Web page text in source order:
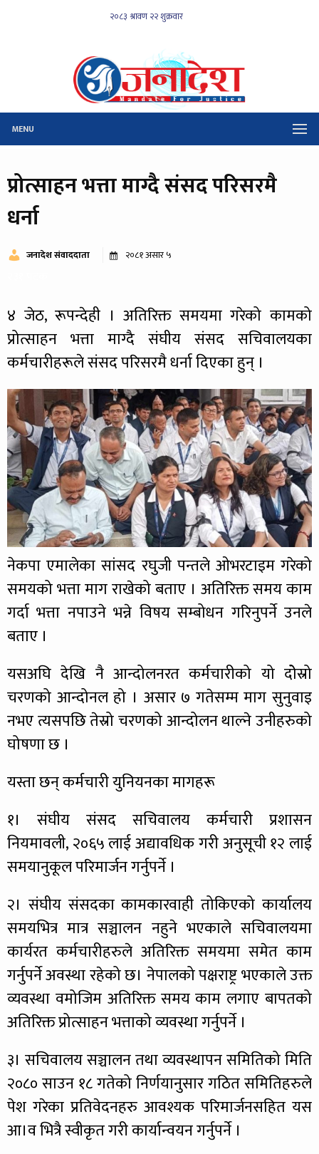
MENU
प्रोत्साहन भत्ता माग्दै संसद परिसरमै
धर्ना
जनादेश संवाददाता २०८१ असार ५
४ जेठ, रूपन्देही । अतिरिक्त समयमा गरेको कामको
प्रोत्साहन भत्ता माग्दै संघीय संसद सचिवालयका
कर्मचारीहरूले संसद परिसरमै धर्ना दिएका हुन् ।
नेकपा एमालेका सांसद रघुजी पन्तले ओभरटाइम गरेको
समयको भत्ता माग राखेको बताए । अतिरिक्त समय काम
गर्दा भत्ता नपाउने भन्ने विषय सम्बोधन गरिनुपर्ने उनले
बताए ।
यसअघि देखि नै आन्दोलनरत कर्मचारीको यो दोेस्रो
चरणको आन्दोनल हो । असार ७ गतेसम्म माग सुनुवाइ
नभए त्यसपछि तेस्रो चरणको आन्दोलन थाल्ने उनीहरुको
घोषणा छ ।
यस्ता छन् कर्मचारी युनियनका मागहरू
१। संघीय संसद सचिवालय कर्मचारी प्रशासन
नियमावली, २०६५ लाई अद्यावधिक गरी अनुसूची १२ लाई
समयानुकूल परिमार्जन गर्नुपर्ने ।
२। संघीय संसदका कामकारवाही तोकिएको कार्यालय
समयभित्र मात्र सञ्चालन नहुने भएकाले सचिवालयमा
कार्यरत कर्मचारीहरुले अतिरिक्त समयमा समेत काम
गर्नुपर्ने अवस्था रहेको छ। नेपालको पक्षराष्ट्र भएकाले उक्त
व्यवस्था वमोजिम अतिरिक्त समय काम लगाए बापतको
अतिरिक्त प्रोत्साहन भत्ताको व्यवस्था गर्नुपर्ने ।
३। सचिवालय सञ्चालन तथा व्यवस्थापन समितिको मिति
२०८० साउन १८ गतेको निर्णयानुसार गठित समितिहरुले
पेश गरेका प्रतिवेदनहरु आवश्यक परिमार्जनसहित यस
आ।व भित्रै स्वीकृत गरी कार्यान्वयन गर्नुपर्ने ।